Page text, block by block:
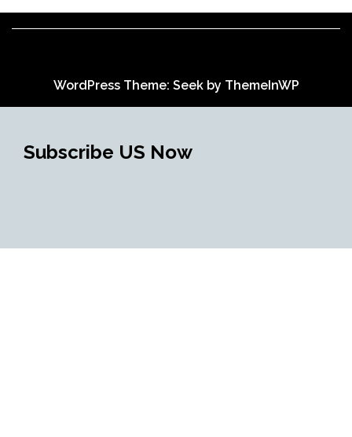
WordPress Theme: Seek by ThemeInWP
Subscribe US Now